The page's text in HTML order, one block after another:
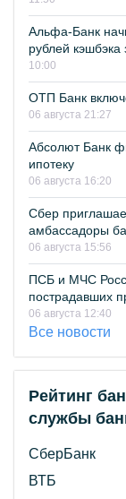
Альфа-Банк
рублей кэшбэка
10:00
ОТП Банк
06 августа 21:27
Абсолют Банк
ипотеку
06 августа 16:20
Сбер
амбассадоры
06 августа 15:56
ПСБ и МЧС
пострадавших
06 августа 12:40
Все новости
Рейтинг
службы
СберБанк
ВТБ